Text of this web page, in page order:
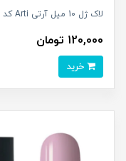
لاک ژل 10 میل آرتی Arti کد 211
120,000 تومان
خرید